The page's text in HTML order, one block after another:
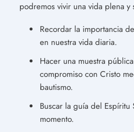
podremos vivir una vida plena y
Recordar la importancia
en nuestra vida diaria.
Hacer una muestra
compromiso con Cristo
bautismo.
Buscar la guía del Espíritu
momento.